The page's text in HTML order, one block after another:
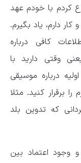
کردم با خودم عهد
دارم، یاد بگیرم.
کافی درباره
وقتی دارید با
درباره موسیقی
را برقرار کنید. مثلا
که تدوین بلد
وجود اعتماد بین